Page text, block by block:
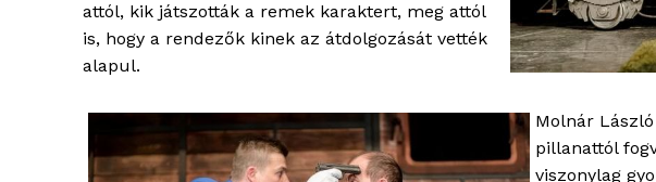
attól, kik játszották a remek karaktert, meg attól
is, hogy a rendezők kinek az átdolgozását vették
alapul.
Molnár
pillanattól
viszonylag